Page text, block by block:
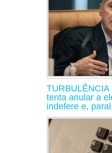
TURBULÊNCIA
tenta anular a
indefere e,